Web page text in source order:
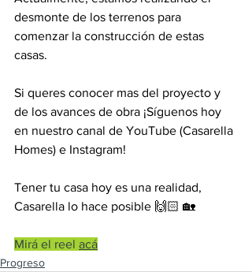
desmonte de los terrenos para
comenzar la construcción de estas
casas.
Si queres conocer mas del proyecto y
de los avances de obra ¡Síguenos hoy
en nuestro canal de YouTube (Casarella
Homes) e Instagram!
Tener tu casa hoy es una realidad,
Casarella lo hace posible 🙌🏻 🏡
Mirá el reel acá
Progreso